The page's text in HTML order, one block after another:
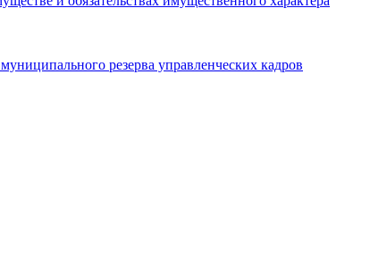
резерва управленческих кадров